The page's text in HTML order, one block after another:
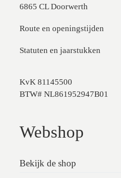
6865 CL Doorwerth
Route en openingstijden
Statuten en jaarstukken
KvK 81145500
BTW# NL861952947B01
Webshop
Bekijk de shop